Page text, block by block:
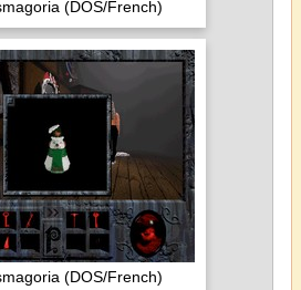
(DOS/French)
(DOS/French)